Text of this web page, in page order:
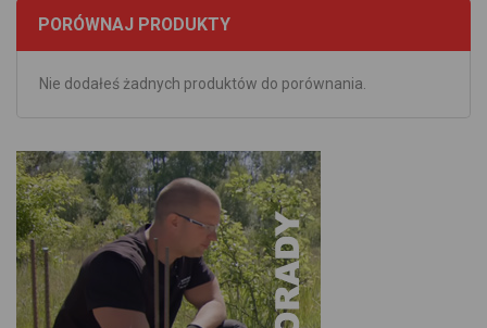
PORÓWNAJ PRODUKTY
Nie dodałeś żadnych produktów do porównania.